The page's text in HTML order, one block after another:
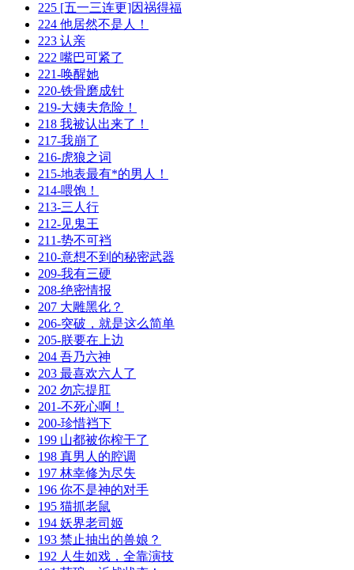
225 [五一三连更]因祸得福
224 他居然不是人！
223 认亲
222 嘴巴可紧了
221-唤醒她
220-铁骨磨成针
219-大姨夫危险！
218 我被认出来了！
217-我崩了
216-虎狼之词
215-地表最有*的男人！
214-喂饱！
213-三人行
212-见鬼王
211-势不可裆
210-意想不到的秘密武器
209-我有三硬
208-绝密情报
207 大雕黑化？
206-突破，就是这么简单
205-朕要在上边
204 吾乃六神
203 最喜欢六人了
202 勿忘提肛
201-不死心啊！
200-珍惜裆下
199 山都被你榨干了
198 真男人的腔调
197 林幸修为尽失
196 你不是神的对手
195 猫抓老鼠
194 妖界老司姬
193 禁止抽出的兽娘？
192 人生如戏，全靠演技